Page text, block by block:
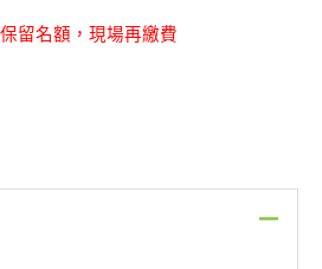
留名額，現場再繳費